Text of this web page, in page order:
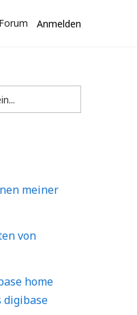
Forum Anmelden
meiner
von
home
digibase